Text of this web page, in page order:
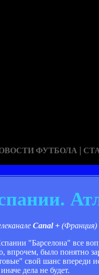
ФУТБОЛА |
Canal + (Франция)
"Барселона" все
впрочем, было понятно
свой шанс впереди
дела не будет.